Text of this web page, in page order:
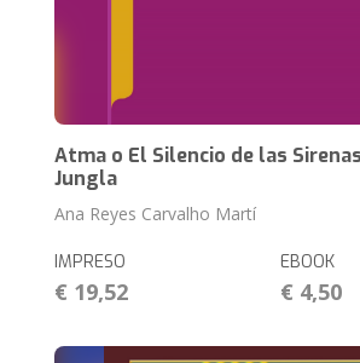
Atma o El Silencio de las
Jungla
Ana Reyes Carvalho Martí
IMPRESO
€ 19,52
EBOOK
€ 4,50